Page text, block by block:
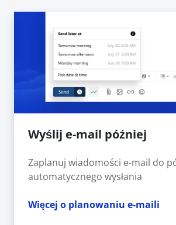
Wyślij e-mail później
Zaplanuj wiadomości e-mail do
automatycznego wysłania
Więcej o planowaniu e-maili